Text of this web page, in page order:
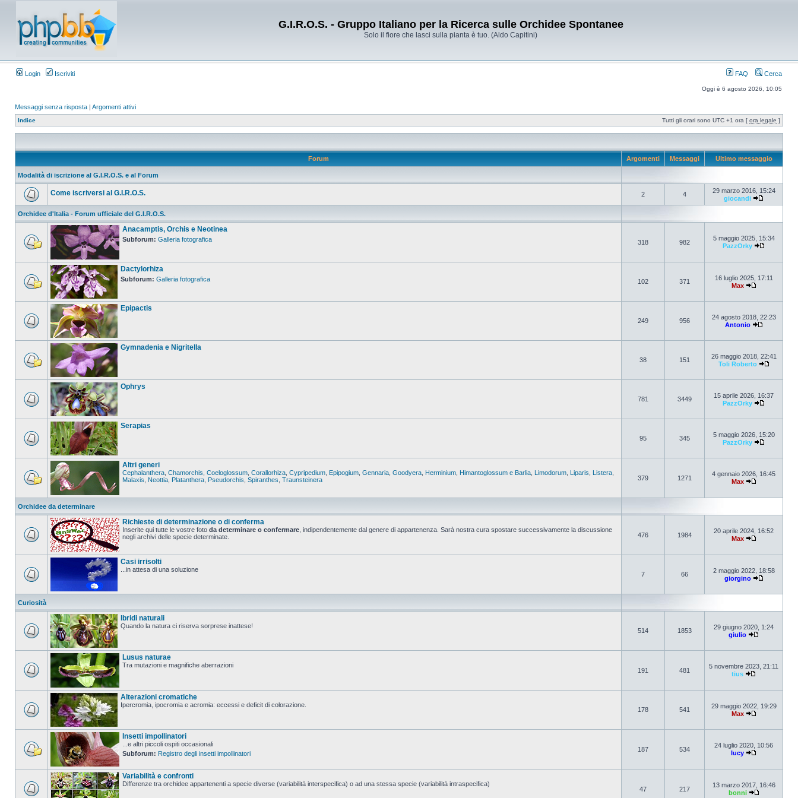
G.I.R.O.S. - Gruppo Italiano per la Ricerca sulle Orchidee Spontanee
Solo il fiore che lasci sulla pianta è tuo. (Aldo Capitini)
Login Iscriviti FAQ Cerca
Oggi è 6 agosto 2026, 10:05
Messaggi senza risposta | Argomenti attivi
Indice Tutti gli orari sono UTC +1 ora [ ora legale ]
Forum Argomenti Messaggi Ultimo messaggio
Modalità di iscrizione al G.I.R.O.S. e al Forum
Come iscriversi al G.I.R.O.S. 2 4
29 marzo 2016, 15:24
giocandi
Orchidee d'Italia - Forum ufficiale del G.I.R.O.S.
Anacamptis, Orchis e Neotinea
Subforum: Galleria fotografica 318 982
5 maggio 2025, 15:34
PazzOrky
Dactylorhiza
Subforum: Galleria fotografica 102 371
16 luglio 2025, 17:11
Max
Epipactis
249 956
24 agosto 2018, 22:23
Antonio
Gymnadenia e Nigritella
38 151
26 maggio 2018, 22:41
Toli Roberto
Ophrys
781 3449
15 aprile 2026, 16:37
PazzOrky
Serapias
95 345
5 maggio 2026, 15:20
PazzOrky
Altri generi
Cephalanthera Chamorchis Coeloglossum Corallorhiza Cypripedium Epipogium Gennaria Goodyera Herminium Himantoglossum e Barlia Limodorum Liparis Listera
Malaxis
Neottia Platanthera Pseudorchis Spiranthes Traunsteinera 379 1271
4 gennaio 2026, 16:45
Max
Orchidee da determinare
Richieste di determinazione o di conferma
Inserite qui tutte le vostre foto da determinare o confermare , indipendentemente dal genere di appartenenza. Sarà nostra cura spostare successivamente la discussione
negli archivi delle specie determinate.
476 1984
20 aprile 2024, 16:52
Max
Casi irrisolti
...in attesa di una soluzione
7 66
2 maggio 2022, 18:58
giorgino
Curiosità
Ibridi naturali
Quando la natura ci riserva sorprese inattese!
514 1853
29 giugno 2020, 1:24
giulio
Lusus naturae
Tra mutazioni e magnifiche aberrazioni
191 481
5 novembre 2023, 21:11
tius
Alterazioni cromatiche
Ipercromia, ipocromia e acromia: eccessi e deficit di colorazione.
178 541
29 maggio 2022, 19:29
Max
Insetti impollinatori
...e altri piccoli ospiti occasionali
Subforum: Registro degli insetti impollinatori
187 534
24 luglio 2020, 10:56
lucy
Variabilità e confronti
Differenze tra orchidee appartenenti a specie diverse (variabilità interspecifica) o ad una stessa specie (variabilità intraspecifica)
47 217
13 marzo 2017, 16:46
bonni